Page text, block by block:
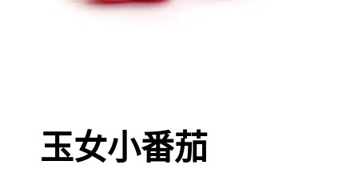
玉女小番茄